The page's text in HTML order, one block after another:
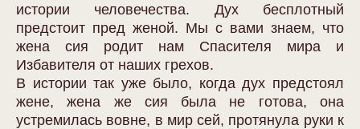
истории человечества. Дух бесплотный
предстоит пред женой. Мы с вами знаем, что
жена сия родит нам Спасителя мира и
Избавителя от наших грехов.
В истории так уже было, когда дух предстоял
жене, жена же сия была не готова, она
устремилась вовне, в мир сей, протянула руки к